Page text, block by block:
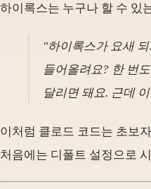
하이록스는 누구나 할 수 있
"하이록스가 요새
들어올려요? 한 번
달리면 돼요. 근데
이처럼 클로드 코드는 초보
처음에는 디폴트 설정으로